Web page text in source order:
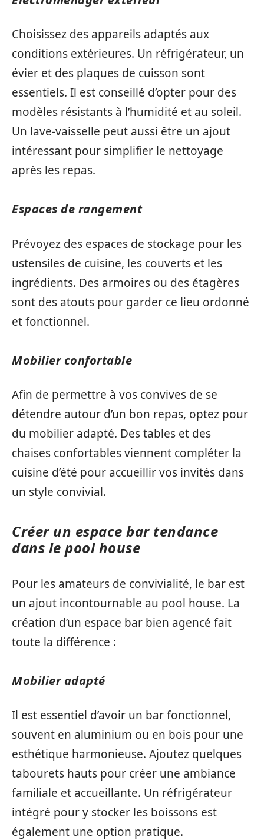
Choisissez des appareils adaptés aux
conditions extérieures. Un réfrigérateur, un
évier et des plaques de cuisson sont
essentiels. Il est conseillé d’opter pour des
modèles résistants à l’humidité et au soleil.
Un lave-vaisselle peut aussi être un ajout
intéressant pour simplifier le nettoyage
après les repas.
Espaces de rangement
Prévoyez des espaces de stockage pour les
ustensiles de cuisine, les couverts et les
ingrédients. Des armoires ou des étagères
sont des atouts pour garder ce lieu ordonné
et fonctionnel.
Mobilier confortable
Afin de permettre à vos convives de se
détendre autour d’un bon repas, optez pour
du mobilier adapté. Des tables et des
chaises confortables viennent compléter la
cuisine d’été pour accueillir vos invités dans
un style convivial.
Créer un espace bar tendance
dans le pool house
Pour les amateurs de convivialité, le bar est
un ajout incontournable au pool house. La
création d’un espace bar bien agencé fait
toute la différence :
Mobilier adapté
Il est essentiel d’avoir un bar fonctionnel,
souvent en aluminium ou en bois pour une
esthétique harmonieuse. Ajoutez quelques
tabourets hauts pour créer une ambiance
familiale et accueillante. Un réfrigérateur
intégré pour y stocker les boissons est
également une option pratique.